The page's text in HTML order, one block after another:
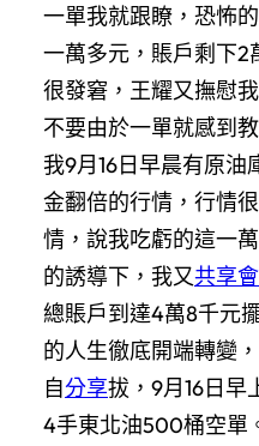
一單我就跟瞭，恐怖
一萬多元，賬戶剩下2
很發窘，王耀又撫慰
不要由於一單就感到
我9月16日早晨有原
金翻倍的行情，行情
情，說我吃虧的這一
的誘導下，我又共享
總賬戶到達4萬8千元
的人生徹底開端轉變
自分享拔，9月16日早
4手東北油500桶空單